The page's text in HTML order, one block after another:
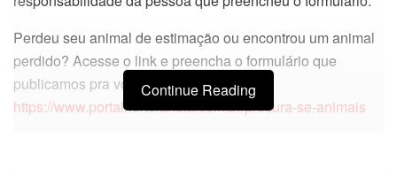
Perdeu seu animal de estimação ou encontrou um animal
perdido? Acesse o link e preencha o formulário que
publicamos pra você
https://www.portalhortolandia.com.br/procura-se-animais
Continue Reading